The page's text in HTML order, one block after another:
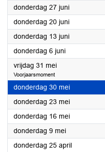
donderdag 27 juni2024
donderdag 20 juni2024
donderdag 13 juni2024
donderdag 6 juni2024
vrijdag 31 mei2024
Voorjaarsmoment
donderdag 30 mei2024
donderdag 23 mei2024
donderdag 16 mei2024
donderdag 9 mei2024
donderdag 25 april2024